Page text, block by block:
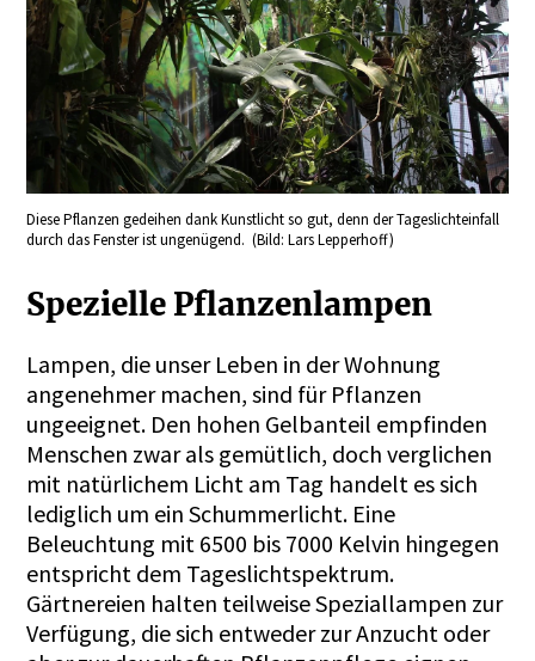
Diese Pflanzen gedeihen dank Kunstlicht so gut, denn der Tageslichteinfall
durch das Fenster ist ungenügend. (Bild: Lars Lepperhoff)
Spezielle Pflanzenlampen
Lampen, die unser Leben in der Wohnung
angenehmer machen, sind für Pflanzen
ungeeignet. Den hohen Gelbanteil empfinden
Menschen zwar als gemütlich, doch verglichen
mit natürlichem Licht am Tag handelt es sich
lediglich um ein Schummerlicht. Eine
Beleuchtung mit 6500 bis 7000 Kelvin hingegen
entspricht dem Tageslichtspektrum.
Gärtnereien halten teilweise Speziallampen zur
Verfügung, die sich entweder zur Anzucht oder